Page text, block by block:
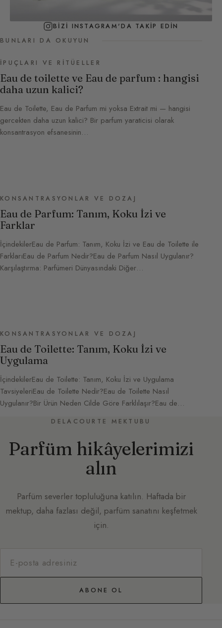
BIZI INSTAGRAM'DA TAKIP EDIN
BUNLARI DA OKUYUN
İPUÇLARI VE RITÜELLER
Eau de toilette ve Eau de parfum : hangisi
daha uzun kalici?
Eau de Toilette, Eau de Parfum mi yoksa Extrait mi — hangisi
gercekten daha uzun kalici? Bir parfum yaraticisi olarak
konsantrasyon efsanesinin…
KONSANTRASYONLAR VE DOZAJ
Eau de Parfum: Tanım, Koku İzi ve
Farklar
İçindekilerEau de Parfum: Tanım, Koku İzi ve Eau de Toilette ile
FarklarıEau de Parfum Nedir?Eau de Parfum Nasıl Uygulanır?
Karşılaştırma: Parfümeri Dünyasındaki Diğer…
KONSANTRASYONLAR VE DOZAJ
Eau de Toilette: Tanım, Koku İzi ve
Uygulama
İçindekilerEau de Toilette: Tanım, Koku İzi ve Uygulama
TavsiyeleriEau de Toilette Nedir?Eau de Toilette Nasıl
Uygulanır?Bir Ürün Neden Cilde Göre Farklılaşır?Eau de…
DELACOURTE MEKTUBU
Parfüm hikâyelerimizi
alın
Parfüm severler topluluğuna katılın. Haftada bir
mektup, daha fazlası değil, parfüm sanatını keşfetmek
için.
ABONE OL